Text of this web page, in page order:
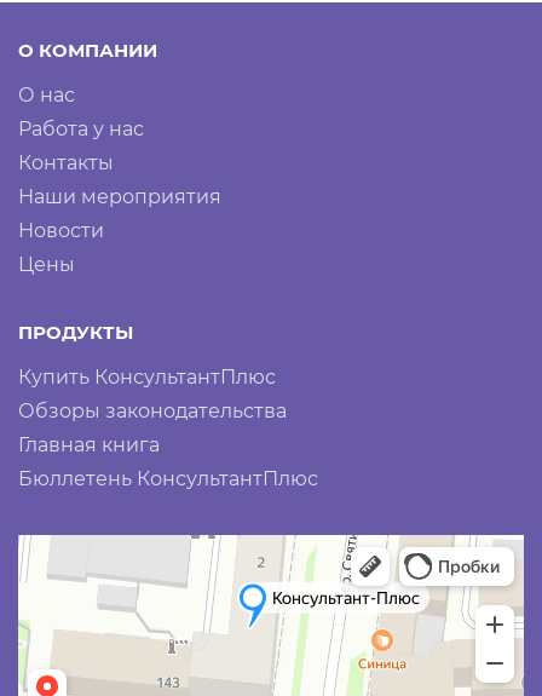
О КОМПАНИИ
О нас
Работа у нас
Контакты
Наши мероприятия
Новости
Цены
ПРОДУКТЫ
Купить КонсультантПлюс
Обзоры законодательства
Главная книга
Бюллетень КонсультантПлюс